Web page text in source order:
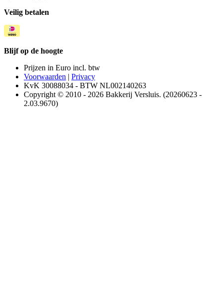
Veilig betalen
Blijf op de hoogte
Prijzen in Euro incl. btw
Voorwaarden | Privacy
KvK 30088034 - BTW NL002140263
Copyright © 2010 - 2026 Bakkerij Versluis. (20260623 -
2.03.9670)